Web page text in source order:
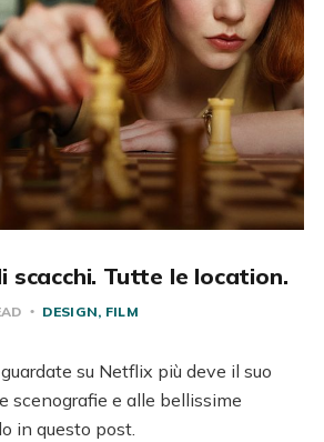
scacchi. Tutte le location.
DESIGN FILM
su Netflix più deve il suo
scenografie e alle bellissime
in questo post.